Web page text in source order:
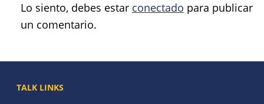
Lo siento, debes estar conectado para publicar
un comentario.
TALK LINKS